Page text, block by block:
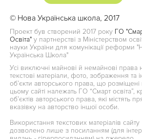
© Нова Українська школа, 2017
Проект був створений 2017 року ГО
Освіта" у партнерстві з Міністерством
науки України для комунікації реформи
Українська Школа"
Усі виключні майнові й немайнові права
текстові матеріали, фото, зображення та
об’єкти авторського права, що розміщені
цьому сайті належать ГО “Смарт освіта”,
об’єктів авторського права, які містять
вказівку на авторство іншої особи.
Використання текстових матеріалів сайту
дозволено лише з посиланням (для